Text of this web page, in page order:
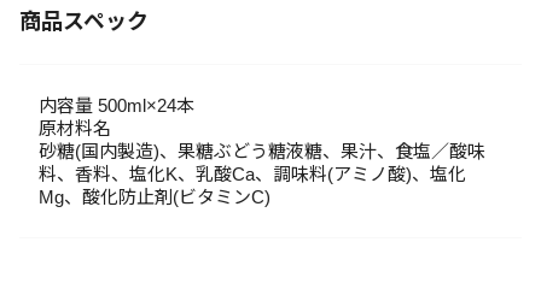
商品スペック
内容量 500ml×24本
原材料名
砂糖(国内製造)、果糖ぶどう糖液糖、果汁、食塩／酸味
料、香料、塩化K、乳酸Ca、調味料(アミノ酸)、塩化
Mg、酸化防止剤(ビタミンC)